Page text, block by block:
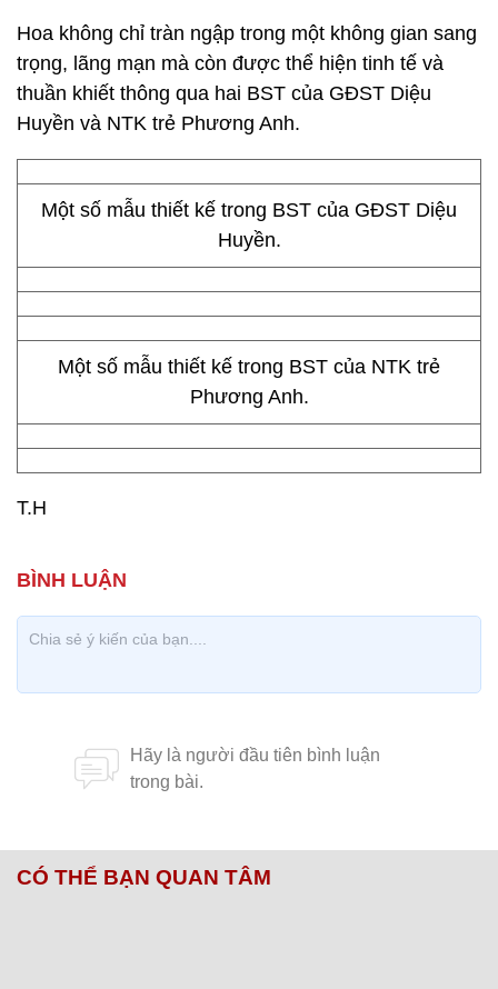
Hoa không chỉ tràn ngập trong một không gian sang
trọng, lãng mạn mà còn được thể hiện tinh tế và
thuần khiết thông qua hai BST của GĐST Diệu
Huyền và NTK trẻ Phương Anh.
Một số mẫu thiết kế trong BST của GĐST Diệu
Huyền.
Một số mẫu thiết kế trong BST của NTK trẻ
Phương Anh.
T.H
CÓ THỂ BẠN QUAN TÂM